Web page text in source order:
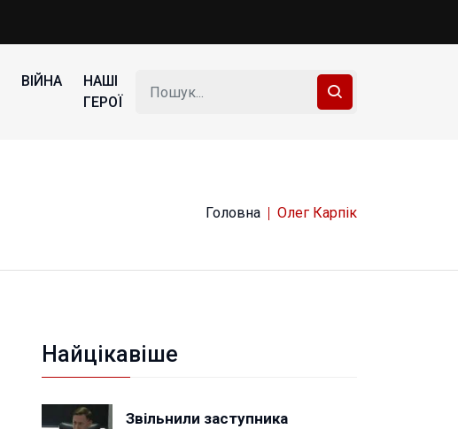
ВІЙНА
НАШІ
ГЕРОЇ
Головна Олег Карпік
Найцікавіше
Звільнили заступника